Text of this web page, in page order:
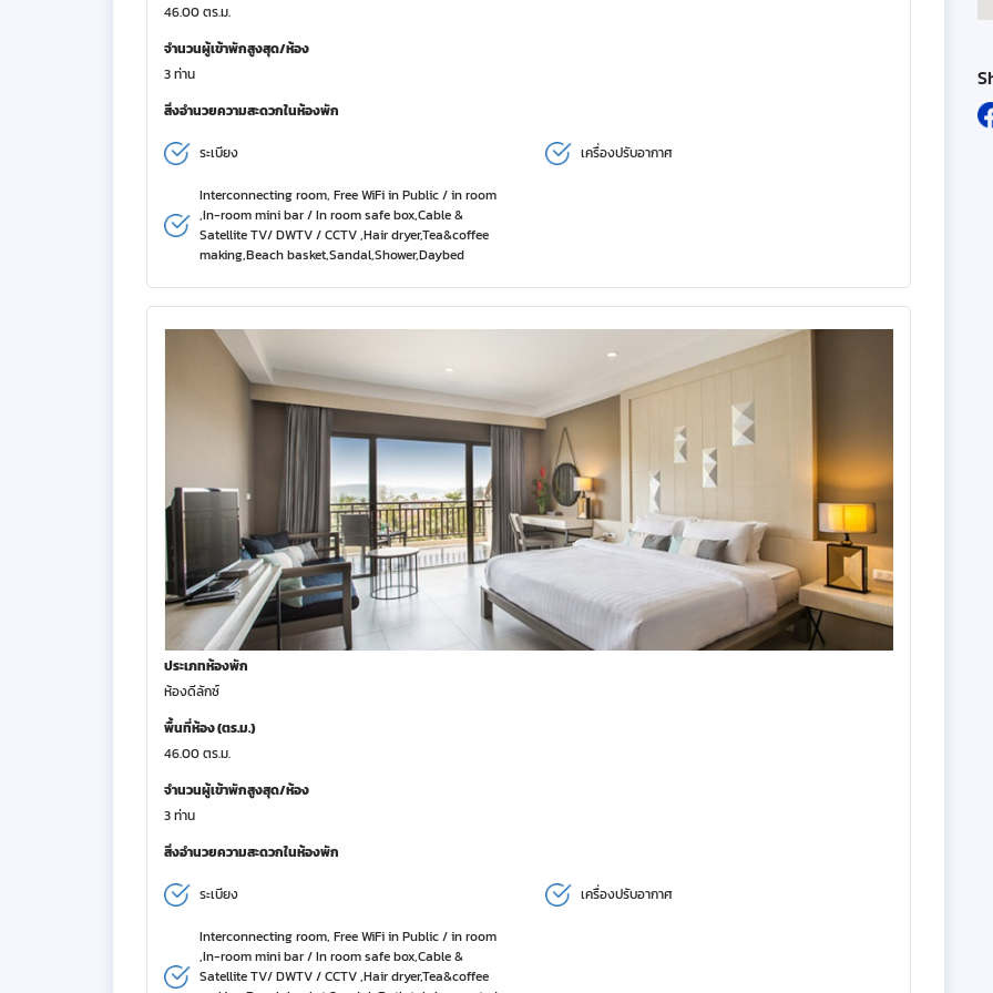
46.00 ตร.ม.
จำนวนผู้เข้าพักสูงสุด/ห้อง
3 ท่าน
สิ่งอำนวยความสะดวกในห้องพัก
ระเบียง เครื่องปรับอากาศ
Interconnecting room, Free WiFi in Public / in room
,In-room mini bar / In room safe box,Cable &
Satellite TV/ DWTV / CCTV ,Hair dryer,Tea&coffee
making,Beach basket,Sandal,Shower,Daybed
ประเภทห้องพัก
ห้องดีลักซ์
พื้นที่ห้อง (ตร.ม.)
46.00 ตร.ม.
จำนวนผู้เข้าพักสูงสุด/ห้อง
3 ท่าน
สิ่งอำนวยความสะดวกในห้องพัก
ระเบียง เครื่องปรับอากาศ
Interconnecting room, Free WiFi in Public / in room
,In-room mini bar / In room safe box,Cable &
Satellite TV/ DWTV / CCTV ,Hair dryer,Tea&coffee